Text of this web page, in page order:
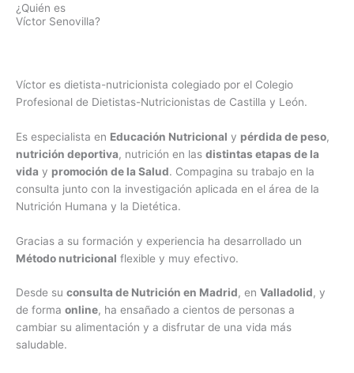
¿Quién es
Víctor Senovilla?
Víctor es dietista-nutricionista colegiado por el Colegio
Profesional de Dietistas-Nutricionistas de Castilla y León.
Es especialista en Educación Nutricional y pérdida de peso,
nutrición deportiva, nutrición en las distintas etapas de la
vida y promoción de la Salud. Compagina su trabajo en la
consulta junto con la investigación aplicada en el área de la
Nutrición Humana y la Dietética.
Gracias a su formación y experiencia ha desarrollado un
Método nutricional flexible y muy efectivo.
Desde su consulta de Nutrición en Madrid, en Valladolid, y
de forma online, ha ensañado a cientos de personas a
cambiar su alimentación y a disfrutar de una vida más
saludable.